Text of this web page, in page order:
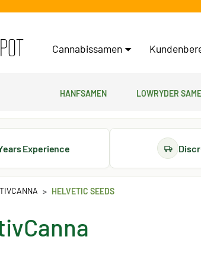
Cannabissamen
Hanfsamen Lowryder
Experience
HELVETIC SEEDS